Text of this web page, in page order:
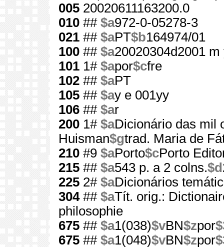
005 20020611163200.0
010 ## $a972-0-05278-3
021 ## $aPT$b164974/01
100 ## $a20020304d2001
101 1# $apor$cfre
102 ## $aPT
105 ## $ay e 001yy
106 ## $ar
200 1# $aDicionário das mil
Huisman$gtrad. Maria de
210 #9 $aPorto$cPorto
215 ## $a543 p. a 2 colns.$d
225 2# $aDicionários
304## $aTít. orig.:
philosophie
675 ## $a1(038)$vBN$zpor
675 ## $a1(048)$vBN$zpor